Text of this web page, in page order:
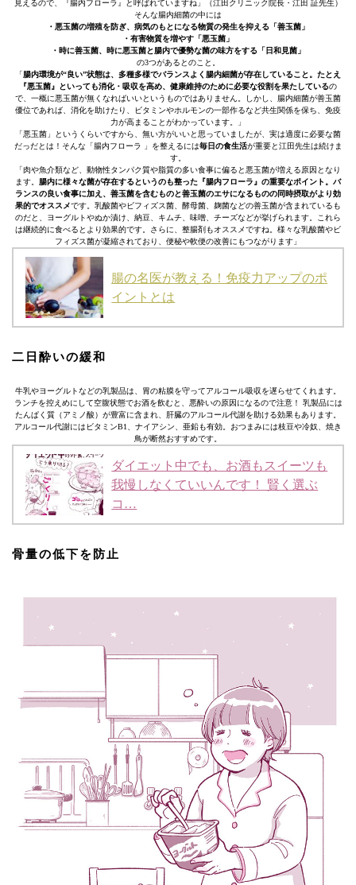
見えるので、『腸内フローラ』と呼ばれていますね」（江田クリニック院長・江田 証先生）
そんな腸内細菌の中には
・悪玉菌の増殖を防ぎ、病気のもとになる物質の発生を抑える「善玉菌」
・有害物質を増やす「悪玉菌」
・時に善玉菌、時に悪玉菌と腸内で優勢な菌の味方をする「日和見菌」
の3つがあるとのこと。
「腸内環境が“良い”状態は、多種多様でバランスよく腸内細菌が存在していること。たとえ
『悪玉菌』といっても消化・吸収を高め、健康維持のために必要な役割を果たしているの
で、一概に悪玉菌が無くなればいいというものではありません。しかし、腸内細菌が善玉菌
優位であれば、消化を助けたり、ビタミンやホルモンの一部作るなど共生関係を保ち、免疫
力が高まることがわかっています。」
「悪玉菌」というくらいですから、無い方がいいと思っていましたが、実は適度に必要な菌
だっだとは！そんな「腸内フローラ 」を整えるには毎日の食生活が重要と江田先生は続けま
す。
「肉や魚介類など、動物性タンパク質や脂質の多い食事に偏ると悪玉菌が増える原因となり
ます。 腸内に様々な菌が存在するというのも整った『腸内フローラ』の重要なポイント。バ
ランスの良い食事に加え、善玉菌を含むものと善玉菌のエサになるものの同時摂取がより効
果的でオススメです。乳酸菌やビフィズス菌、酵母菌、麹菌などの善玉菌が含まれているも
のだと、ヨーグルトやぬか漬け、納豆、キムチ、味噌、チーズなどが挙げられます。これら
は継続的に食べるとより効果的です。さらに、整腸剤もオススメですね。様々な乳酸菌やビ
フィズス菌が凝縮されており、便秘や軟便の改善にもつながります」
腸の名医が教える！免疫力アップのポ
イントとは
二日酔いの緩和
牛乳やヨーグルトなどの乳製品は、胃の粘膜を守ってアルコール吸収を遅らせてくれます。
ランチを控えめにして空腹状態でお酒を飲むと、悪酔いの原因になるので注意！ 乳製品には
たんぱく質（アミノ酸）が豊富に含まれ、肝臓のアルコール代謝を助ける効果もあります。
アルコール代謝にはビタミンB1、ナイアシン、亜鉛も有効。おつまみには枝豆や冷奴、焼き
鳥が断然おすすめです。
ダイエット中でも、お酒もスイーツも
我慢しなくていいんです！ 賢く選ぶ
コ…
骨量の低下を防止